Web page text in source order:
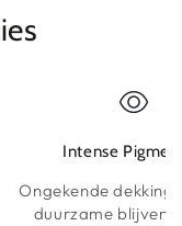
Intense
Ongekende dekking
duurzame